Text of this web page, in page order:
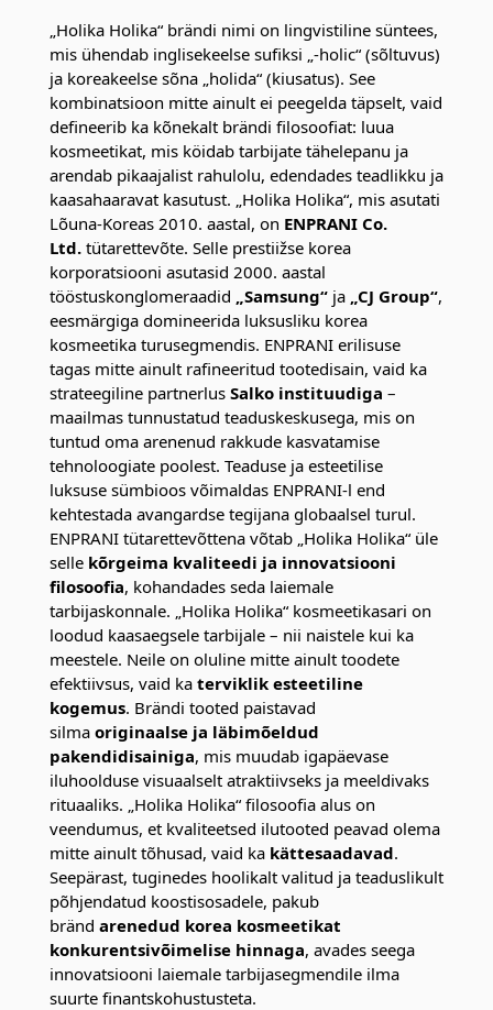
„Holika Holika“ brändi nimi on lingvistiline süntees,
mis ühendab inglisekeelse sufiksi „-holic“ (sõltuvus)
ja koreakeelse sõna „holida“ (kiusatus). See
kombinatsioon mitte ainult ei peegelda täpselt, vaid
defineerib ka kõnekalt brändi filosoofiat: luua
kosmeetikat, mis köidab tarbijate tähelepanu ja
arendab pikaajalist rahulolu, edendades teadlikku ja
kaasahaaravat kasutust. „Holika Holika“, mis asutati
Lõuna-Koreas 2010. aastal, on ENPRANI Co.
Ltd. tütarettevõte. Selle prestiižse korea
korporatsiooni asutasid 2000. aastal
tööstuskonglomeraadid
„Samsung“ ja „CJ Group“,
eesmärgiga domineerida luksusliku korea
kosmeetika turusegmendis. ENPRANI erilisuse
tagas mitte ainult rafineeritud tootedisain, vaid ka
strateegiline partnerlus Salko instituudiga –
maailmas tunnustatud teaduskeskusega, mis on
tuntud oma arenenud rakkude kasvatamise
tehnoloogiate poolest. Teaduse ja esteetilise
luksuse sümbioos võimaldas ENPRANI-l end
kehtestada avangardse tegijana globaalsel turul.
ENPRANI tütarettevõttena võtab „Holika Holika“ üle
selle kõrgeima kvaliteedi ja innovatsiooni
filosoofia, kohandades seda laiemale
tarbijaskonnale. „Holika Holika“ kosmeetikasari on
loodud kaasaegsele tarbijale – nii naistele kui ka
meestele. Neile on oluline mitte ainult toodete
efektiivsus, vaid ka terviklik esteetiline
kogemus. Brändi tooted paistavad
silma originaalse ja läbimõeldud
pakendidisainiga, mis muudab igapäevase
iluhoolduse visuaalselt atraktiivseks ja meeldivaks
rituaaliks. „Holika Holika“ filosoofia alus on
veendumus, et kvaliteetsed ilutooted peavad olema
mitte ainult tõhusad, vaid ka kättesaadavad.
Seepärast, tuginedes hoolikalt valitud ja teaduslikult
põhjendatud koostisosadele, pakub
bränd arenedud korea kosmeetikat
konkurentsivõimelise hinnaga, avades seega
innovatsiooni laiemale tarbijasegmendile ilma
suurte finantskohustusteta.